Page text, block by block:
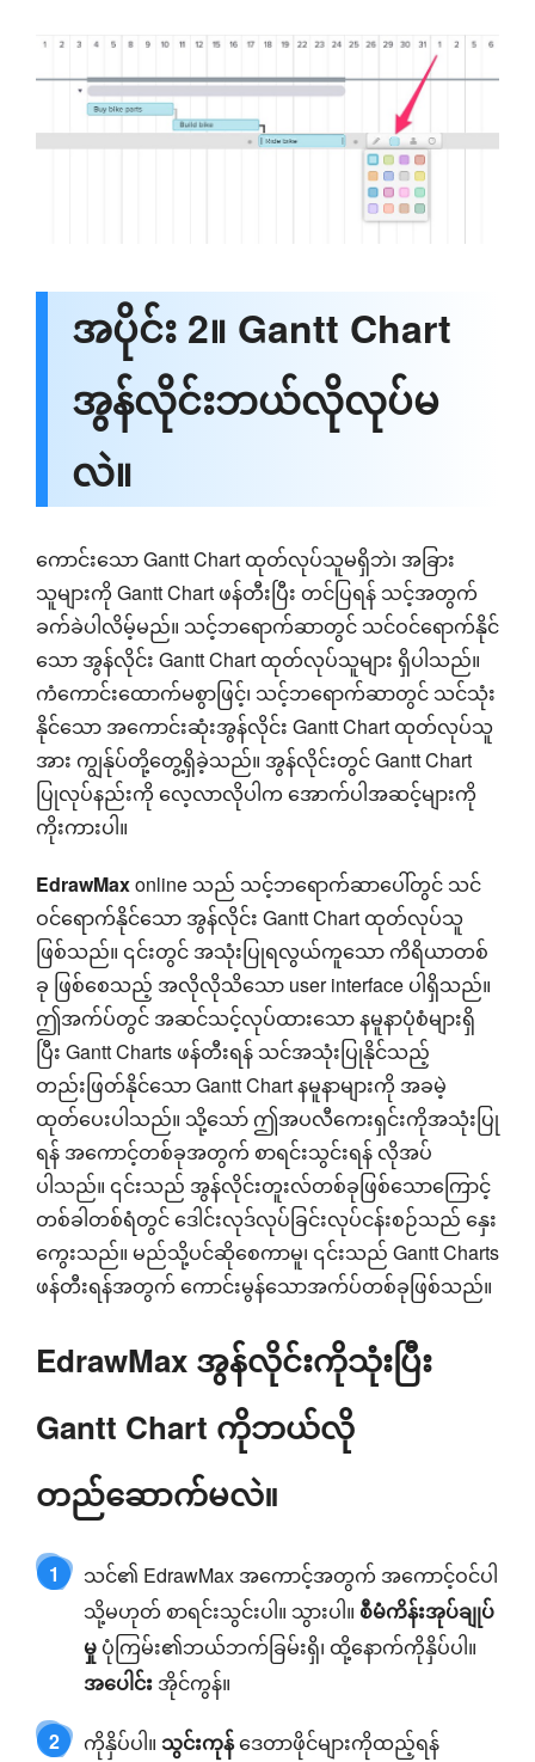
အပိုင်း 2။ Gantt Chart
အွန်လိုင်းဘယ်လိုလုပ်မ
လဲ။
ကောင်းသော Gantt Chart ထုတ်လုပ်သူမရှိဘဲ၊ အခြား
သူများကို Gantt Chart ဖန်တီးပြီး တင်ပြရန် သင့်အတွက်
ခက်ခဲပါလိမ့်မည်။ သင့်ဘရောက်ဆာတွင် သင်ဝင်ရောက်နိုင်
သော အွန်လိုင်း Gantt Chart ထုတ်လုပ်သူများ ရှိပါသည်။
ကံကောင်းထောက်မစွာဖြင့်၊ သင့်ဘရောက်ဆာတွင် သင်သုံး
နိုင်သော အကောင်းဆုံးအွန်လိုင်း Gantt Chart ထုတ်လုပ်သူ
အား ကျွန်ုပ်တို့တွေ့ရှိခဲ့သည်။ အွန်လိုင်းတွင် Gantt Chart
ပြုလုပ်နည်းကို လေ့လာလိုပါက အောက်ပါအဆင့်များကို
ကိုးကားပါ။
EdrawMaxonline သည် သင့်ဘရောက်ဆာပေါ်တွင် သင်
ဝင်ရောက်နိုင်သော အွန်လိုင်း Gantt Chart ထုတ်လုပ်သူ
ဖြစ်သည်။ ၎င်းတွင် အသုံးပြုရလွယ်ကူသော ကိရိယာတစ်
ခု ဖြစ်စေသည့် အလိုလိုသိသော user interface ပါရှိသည်။
ဤအက်ပ်တွင် အဆင်သင့်လုပ်ထားသော နမူနာပုံစံများရှိ
ပြီး Gantt Charts ဖန်တီးရန် သင်အသုံးပြုနိုင်သည့်
တည်းဖြတ်နိုင်သော Gantt Chart နမူနာများကို အခမဲ့
ထုတ်ပေးပါသည်။ သို့သော် ဤအပလီကေးရှင်းကိုအသုံးပြု
ရန် အကောင့်တစ်ခုအတွက် စာရင်းသွင်းရန် လိုအပ်
ပါသည်။ ၎င်းသည် အွန်လိုင်းတူးလ်တစ်ခုဖြစ်သောကြောင့်
တစ်ခါတစ်ရံတွင် ဒေါင်းလုဒ်လုပ်ခြင်းလုပ်ငန်းစဉ်သည် နှေး
ကွေးသည်။ မည်သို့ပင်ဆိုစေကာမူ၊ ၎င်းသည် Gantt Charts
ဖန်တီးရန်အတွက် ကောင်းမွန်သောအက်ပ်တစ်ခုဖြစ်သည်။
EdrawMax အွန်လိုင်းကိုသုံးပြီး
Gantt Chart ကိုဘယ်လို
တည်ဆောက်မလဲ။
1
သင်၏ EdrawMax အကောင့်အတွက် အကောင့်ဝင်ပါ
သို့မဟုတ် စာရင်းသွင်းပါ။ သွားပါ။ စီမံကိန်းအုပ်ချုပ်
မှု ပုံကြမ်း၏ဘယ်ဘက်ခြမ်းရှိ၊ ထို့နောက်ကိုနှိပ်ပါ။
အပေါင်း အိုင်ကွန်။
2 ကိုနှိပ်ပါ။ သွင်းကုန်ဒေတာဖိုင်များကိုထည့်ရန်